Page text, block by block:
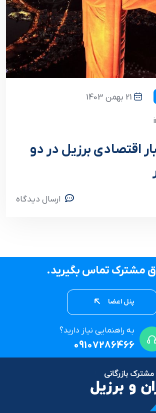
21 بهمن 1403
اقتصادی برزیل در دو
ارسال دیدگاه
مشترک تماس بگیرید.
پنل اعضا
به راهنمایی نیاز دارید؟
09107286466